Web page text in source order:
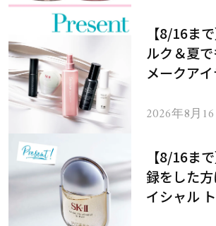
【8/16ま
ルク＆夏
メークア
2026年8月
【8/16ま
録をした
イシャル トリートメント